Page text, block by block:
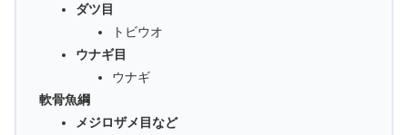
ダツ目
トビウオ
ウナギ目
ウナギ
軟骨魚綱
メジロザメ目など